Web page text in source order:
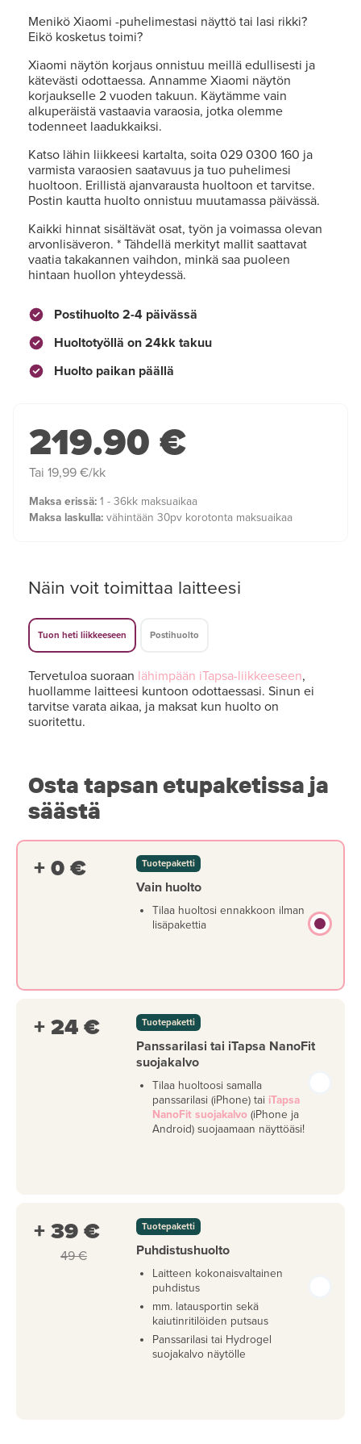
Menikö Xiaomi -puhelimestasi näyttö tai lasi rikki?
Eikö kosketus toimi?
Xiaomi näytön korjaus onnistuu meillä edullisesti ja
kätevästi odottaessa. Annamme Xiaomi näytön
korjaukselle 2 vuoden takuun. Käytämme vain
alkuperäistä vastaavia varaosia, jotka olemme
todenneet laadukkaiksi.
Katso lähin liikkeesi kartalta, soita 029 0300 160 ja
varmista varaosien saatavuus ja tuo puhelimesi
huoltoon. Erillistä ajanvarausta huoltoon et tarvitse.
Postin kautta huolto onnistuu muutamassa päivässä.
Kaikki hinnat sisältävät osat, työn ja voimassa olevan
arvonlisäveron. * Tähdellä merkityt mallit saattavat
vaatia takakannen vaihdon, minkä saa puoleen
hintaan huollon yhteydessä.
Postihuolto 2-4 päivässä
Huoltotyöllä on 24kk takuu
Huolto paikan päällä
219.90 €
Tai 19,99 €/kk
Maksa erissä: 1 - 36kk maksuaikaa
Maksa laskulla: vähintään 30pv korotonta maksuaikaa
Näin voit toimittaa laitteesi
Tuon heti liikkeeseen Postihuolto
Tervetuloa suoraan lähimpään iTapsa-liikkeeseen,
huollamme laitteesi kuntoon odottaessasi. Sinun ei
tarvitse varata aikaa, ja maksat kun huolto on
suoritettu.
Osta tapsan etupaketissa ja
säästä
+ 0 € Tuotepaketti
Vain huolto
Tilaa huoltosi ennakkoon ilman
lisäpakettia
+ 24 € Tuotepaketti
Panssarilasi tai iTapsa NanoFit
suojakalvo
Tilaa huoltoosi samalla
panssarilasi (iPhone) tai iTapsa
NanoFit suojakalvo (iPhone ja
Android) suojaamaan näyttöäsi!
+ 39 €
49 €
Tuotepaketti
Puhdistushuolto
Laitteen kokonaisvaltainen
puhdistus
mm. latausportin sekä
kaiutinritilöiden putsaus
Panssarilasi tai Hydrogel
suojakalvo näytölle